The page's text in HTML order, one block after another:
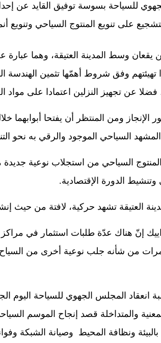
للسياحة بسوسة توفيق القايد عن
على تنويع المنتوج السياحي وتنويع
يقعان وسط المدينة العتيقة، وهما
تهيئتهم وفق شروط أهمّها تثمين الهندسة
فضلا عن تجهيز النزلين اعتمادا على مواد
الإنجاز ومن المنتظر أن يفتحا أبوابهما
السياحي الموجود والرقي به نحو
السياحي من استجلاب نوعية
الدورة الإقتصادية.
العتيقة تشهد حركية، لافتة من حيث
إنّ هناك عدّة طلبات استثمار في
من شأنه جلب نوعية أخرى من
والمتداخلة قصد إنجاح الموسم
ونظافة المحيط وصيانة الشبكة